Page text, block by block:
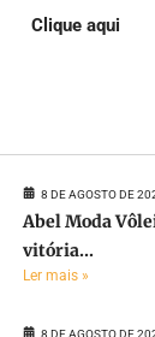
Clique aqui
8 DE AGOSTO DE
Abel Moda
vitória...
Ler mais »
8 DE AGOSTO DE